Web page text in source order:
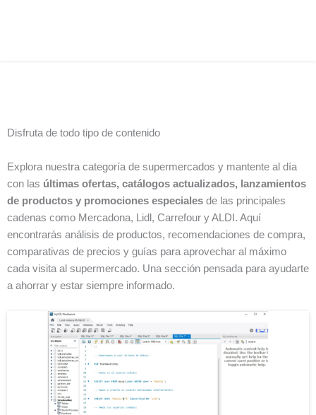
Disfruta de todo tipo de contenido
Explora nuestra categoría de supermercados y mantente al día
con las últimas ofertas, catálogos actualizados, lanzamientos
de productos y promociones especiales de las principales
cadenas como Mercadona, Lidl, Carrefour y ALDI. Aquí
encontrarás análisis de productos, recomendaciones de compra,
comparativas de precios y guías para aprovechar al máximo
cada visita al supermercado. Una sección pensada para ayudarte
a ahorrar y estar siempre informado.